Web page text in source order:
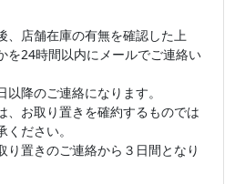
、店舗在庫の有無を確認した上
を24時間以内にメールでご連絡い
降のご連絡になります。
、お取り置きを確約するものでは
ださい。
り置きのご連絡から３日間となり